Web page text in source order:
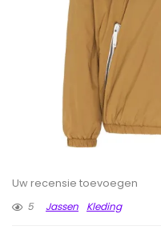
Uw recensie toevoegen
5
Jassen Kleding